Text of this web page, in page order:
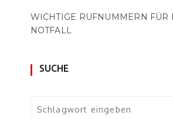
WICHTIGE RUFNUMMERN FÜR
NOTFALL
SUCHE